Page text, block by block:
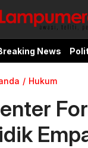
News
Hukum